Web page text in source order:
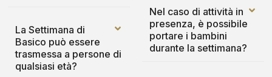
La Settimana di
Basico può essere
trasmessa a persone di
qualsiasi età?
Nel caso di attività in
presenza, è possibile
portare i bambini
durante la settimana?